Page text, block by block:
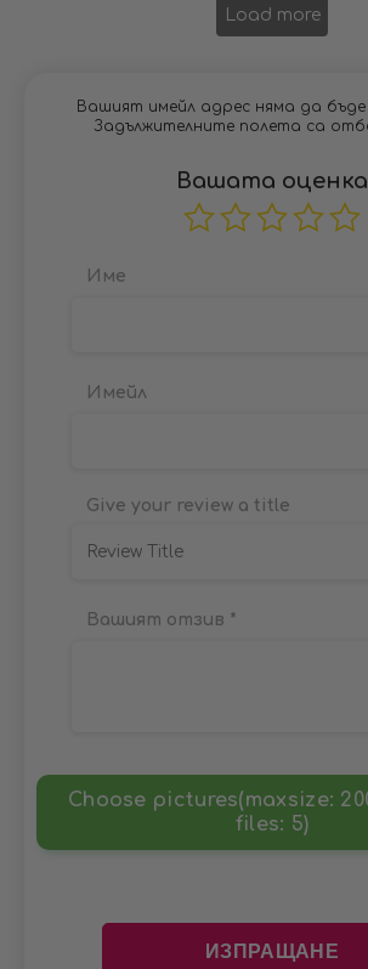
Load more
Вашият имейл адрес няма да бъде
Задължителните полета са
Give your review a title
Вашата оценка
Вашият отзив *
Choose pictures(maxsize:
files: 5)
Име
Имейл